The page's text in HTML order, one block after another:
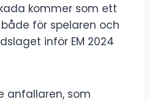
kommer som ett
för spelaren och
inför EM 2024
anfallaren, som